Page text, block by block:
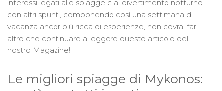
interessi legati alle spiagge e al divertimento notturno
con altri spunti, componendo così una settimana di
vacanza ancor più ricca di esperienze, non dovrai far
altro che continuare a leggere questo articolo del
nostro Magazine!
Le migliori spiagge di Mykonos: